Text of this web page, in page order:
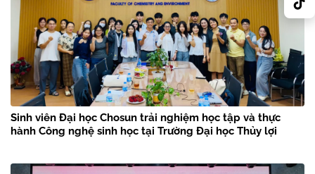
Sinh viên Đại học Chosun trải nghiệm học tập và thực
hành Công nghệ sinh học tại Trường Đại học Thủy lợi